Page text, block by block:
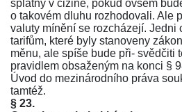
splatný v cizině, pokud ovšem
o takovém dluhu rozhodovali. Ale
valuty mínění se rozcházejí. Jedni
tarifům, které byly stanoveny
měnu, ale spíše bude při- svědčiti
pravidlem obsaženým na konci §
Úvod do mezinárodního práva
tamtéž.
§ 23.